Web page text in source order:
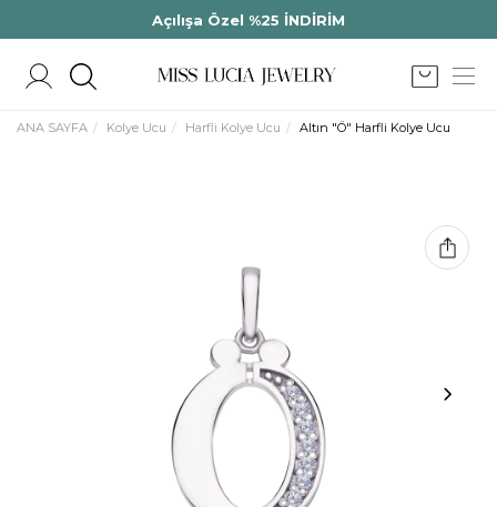
Açılışa Özel %25 İNDİRİM
ANA SAYFA Kolye Ucu Harfli Kolye Ucu Altın "Ö" Harfli Kolye Ucu